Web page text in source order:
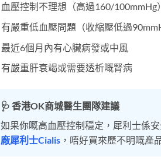
血壓控制不理想（高過160/100mmHg）
有嚴重低血壓問題（收縮壓低過
最近6個月內有心臟病發或中風
有嚴重肝衰竭或需要透析嘅腎病
🩺 香港OK商城醫生團隊建議
如果你嘅高血壓控制穩定，犀利士係
廠犀利士Cialis ，唔好買來歷不明嘅產